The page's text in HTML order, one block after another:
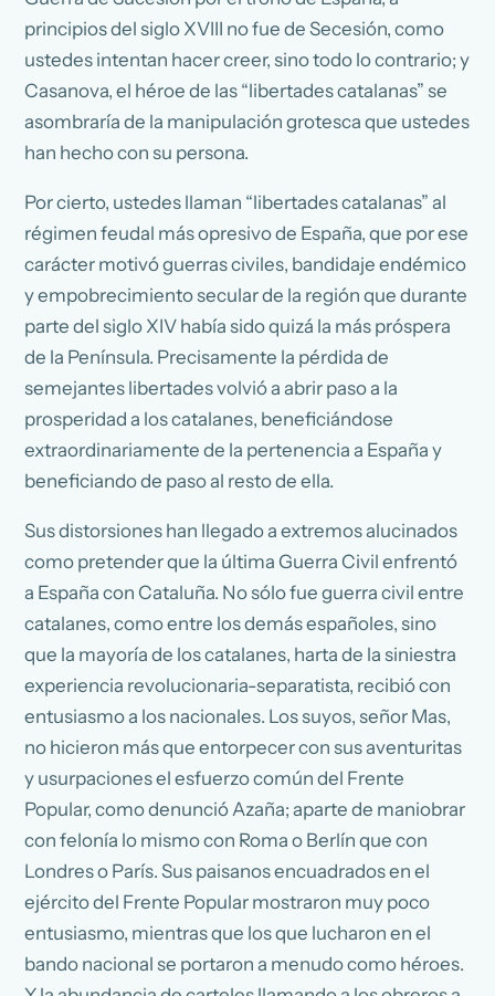
principios del siglo XVIII no fue de Secesión, como
ustedes intentan hacer creer, sino todo lo contrario; y
Casanova, el héroe de las “libertades catalanas” se
asombraría de la manipulación grotesca que ustedes
han hecho con su persona.
Por cierto, ustedes llaman “libertades catalanas” al
régimen feudal más opresivo de España, que por ese
carácter motivó guerras civiles, bandidaje endémico
y empobrecimiento secular de la región que durante
parte del siglo XIV había sido quizá la más próspera
de la Península. Precisamente la pérdida de
semejantes libertades volvió a abrir paso a la
prosperidad a los catalanes, beneficiándose
extraordinariamente de la pertenencia a España y
beneficiando de paso al resto de ella.
Sus distorsiones han llegado a extremos alucinados
como pretender que la última Guerra Civil enfrentó
a España con Cataluña. No sólo fue guerra civil entre
catalanes, como entre los demás españoles, sino
que la mayoría de los catalanes, harta de la siniestra
experiencia revolucionaria-separatista, recibió con
entusiasmo a los nacionales. Los suyos, señor Mas,
no hicieron más que entorpecer con sus aventuritas
y usurpaciones el esfuerzo común del Frente
Popular, como denunció Azaña; aparte de maniobrar
con felonía lo mismo con Roma o Berlín que con
Londres o París. Sus paisanos encuadrados en el
ejército del Frente Popular mostraron muy poco
entusiasmo, mientras que los que lucharon en el
bando nacional se portaron a menudo como héroes.